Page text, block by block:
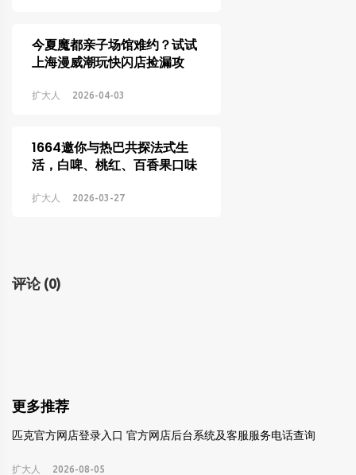
今夏魔都亲子场馆难约？试试
上海漫威潮玩快闪店捡漏攻
扩大人 2026-04-03
1664邀你与热巴共探法式生
活，白啤、桃红、百香果口味
扩大人 2026-03-27
评论 (0)
更多推荐
匹克官方网店登录入口 官方网店后台系统及客服服务电话查询
扩大人 2026-08-05